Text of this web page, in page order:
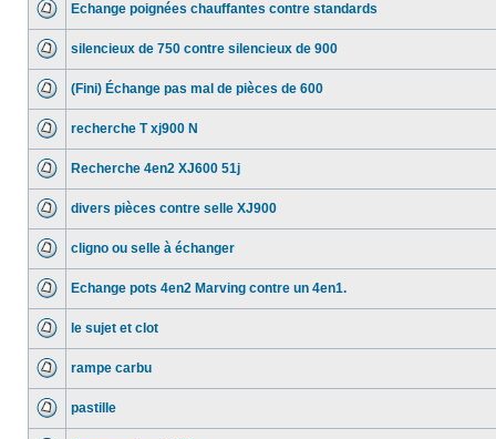
Echange poignées chauffantes contre standards
silencieux de 750 contre silencieux de 900
(Fini) Échange pas mal de pièces de 600
recherche T xj900 N
Recherche 4en2 XJ600 51j
divers pièces contre selle XJ900
cligno ou selle à échanger
Echange pots 4en2 Marving contre un 4en1.
le sujet et clot
rampe carbu
pastille